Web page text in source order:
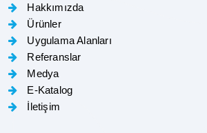
Hakkımızda
Ürünler
Uygulama Alanları
Referanslar
Medya
E-Katalog
İletişim